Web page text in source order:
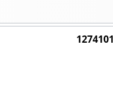
1274101